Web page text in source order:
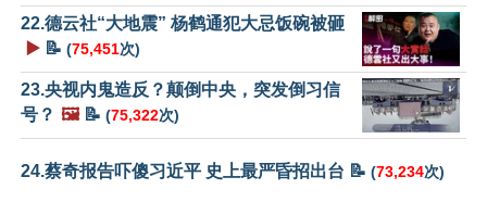
22.德云社“大地震” 杨鹤通犯大忌饭碗被砸
▶️ 📝 (75,451次)
23.央视内鬼造反？颠倒中央，突发倒习信
号？ 🖼️📝 (75,322次)
24.蔡奇报告吓傻习近平 史上最严昏招出台 📝 (73,234次)